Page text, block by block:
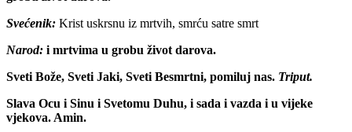
Svećenik: Krist uskrsnu iz mrtvih, smrću satre smrt
Narod: i mrtvima u grobu život darova.
Sveti Bože, Sveti Jaki, Sveti Besmrtni, pomiluj nas. Triput.
Slava Ocu i Sinu i Svetomu Duhu, i sada i vazda i u vijeke
vjekova. Amin.